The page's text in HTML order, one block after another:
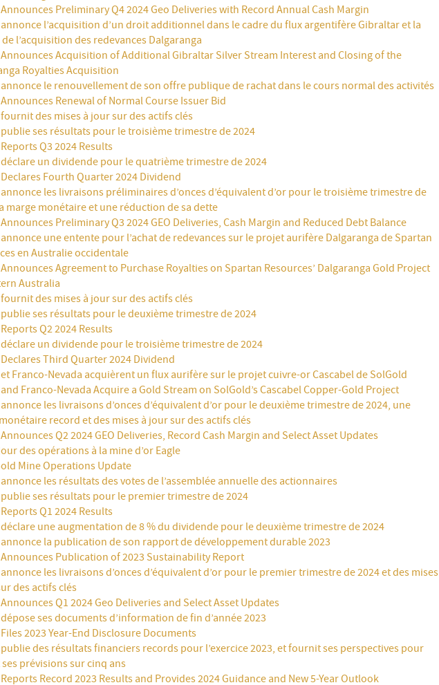
Preliminary Q4 2024 Geo Deliveries with Record Annual Cash Margin
l’acquisition d’un droit additionnel dans le cadre du flux argentifère Gibraltar et la
l’acquisition des redevances Dalgaranga
Acquisition of Additional Gibraltar Silver Stream Interest and Closing of the
Royalties Acquisition
le renouvellement de son offre publique de rachat dans le cours normal des activités
Renewal of Normal Course Issuer Bid
des mises à jour sur des actifs clés
ses résultats pour le troisième trimestre de 2024
Q3 2024 Results
un dividende pour le quatrième trimestre de 2024
Fourth Quarter 2024 Dividend
les livraisons préliminaires d’onces d’équivalent d’or pour le troisième trimestre de
marge monétaire et une réduction de sa dette
Preliminary Q3 2024 GEO Deliveries, Cash Margin and Reduced Debt Balance
une entente pour l’achat de redevances sur le projet aurifère Dalgaranga de Spartan
en Australie occidentale
Agreement to Purchase Royalties on Spartan Resources’ Dalgaranga Gold Project
Australia
des mises à jour sur des actifs clés
ses résultats pour le deuxième trimestre de 2024
Q2 2024 Results
un dividende pour le troisième trimestre de 2024
Third Quarter 2024 Dividend
Franco-Nevada acquièrent un flux aurifère sur le projet cuivre-or Cascabel de SolGold
Franco-Nevada Acquire a Gold Stream on SolGold’s Cascabel Copper-Gold Project
les livraisons d’onces d’équivalent d’or pour le deuxième trimestre de 2024, une
record et des mises à jour sur des actifs clés
Q2 2024 GEO Deliveries, Record Cash Margin and Select Asset Updates
des opérations à la mine d’or Eagle
Mine Operations Update
les résultats des votes de l’assemblée annuelle des actionnaires
ses résultats pour le premier trimestre de 2024
Q1 2024 Results
une augmentation de 8 % du dividende pour le deuxième trimestre de 2024
la publication de son rapport de développement durable 2023
Publication of 2023 Sustainability Report
les livraisons d’onces d’équivalent d’or pour le premier trimestre de 2024 et des mises
des actifs clés
Q1 2024 Geo Deliveries and Select Asset Updates
ses documents d’information de fin d’année 2023
2023 Year-End Disclosure Documents
des résultats financiers records pour l’exercice 2023, et fournit ses perspectives pour
ses prévisions sur cinq ans
Record 2023 Results and Provides 2024 Guidance and New 5-Year Outlook